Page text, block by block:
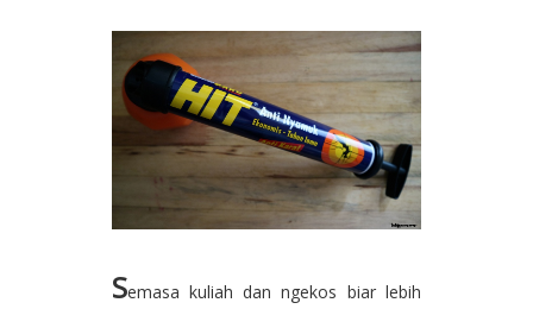
Semasa kuliah dan ngekos biar lebih